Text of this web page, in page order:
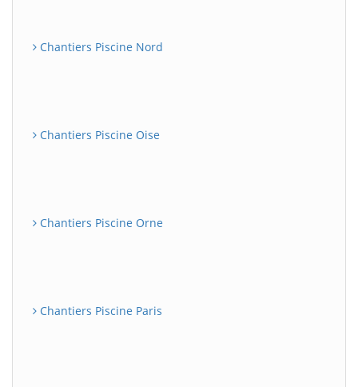
Chantiers Piscine Nord
Chantiers Piscine Oise
Chantiers Piscine Orne
Chantiers Piscine Paris